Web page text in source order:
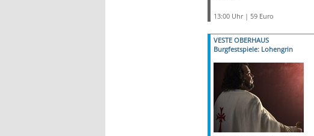
13:00 Uhr | 59 Euro
VESTE OBERHAUS
Burgfestspiele: Lohengrin